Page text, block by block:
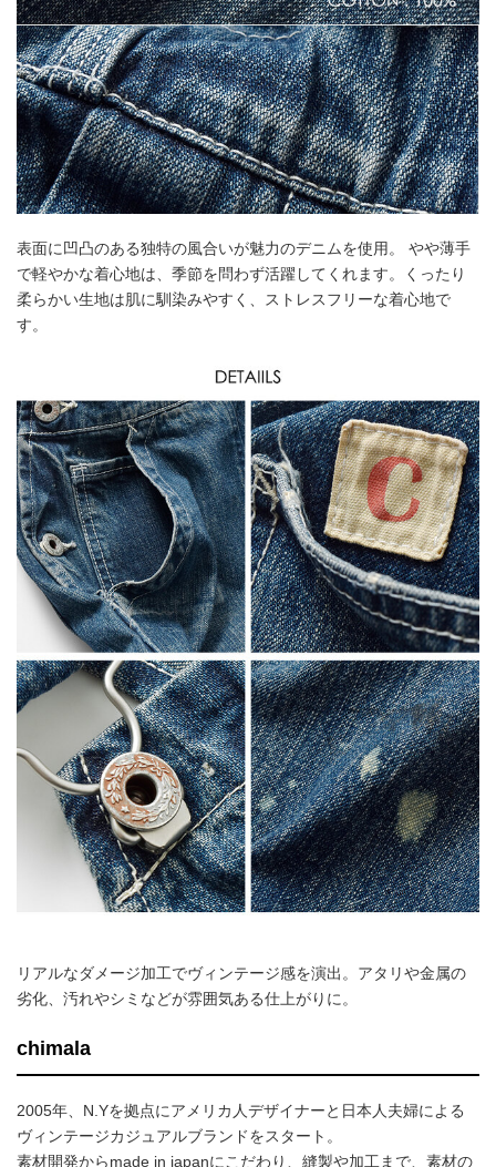
表面に凹凸のある独特の風合いが魅力のデニムを使用。 やや薄手
で軽やかな着心地は、季節を問わず活躍してくれます。くったり
柔らかい生地は肌に馴染みやすく、ストレスフリーな着心地で
す。
リアルなダメージ加工でヴィンテージ感を演出。アタリや金属の
劣化、汚れやシミなどが雰囲気ある仕上がりに。
chimala
2005年、N.Yを拠点にアメリカ人デザイナーと日本人夫婦による
ヴィンテージカジュアルブランドをスタート。
素材開発からmade in japanにこだわり、縫製や加工まで、素材の